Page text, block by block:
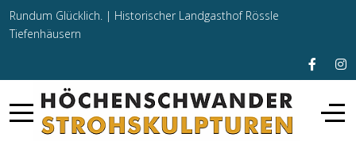
Rundum Glücklich. | Historischer Landgasthof Rössle
Tiefenhäusern